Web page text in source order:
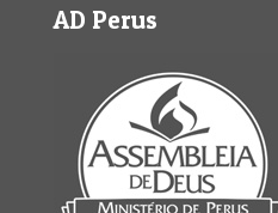
AD Perus